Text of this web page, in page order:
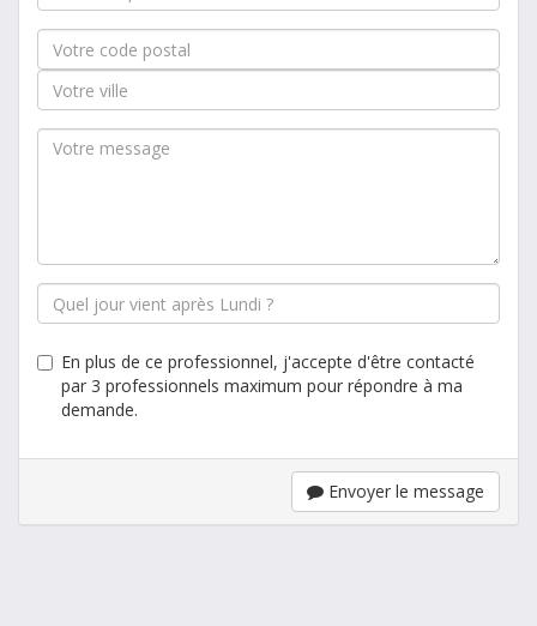
En plus de ce professionnel, j'accepte d'être contacté
par 3 professionnels maximum pour répondre à ma
demande.
Envoyer le message